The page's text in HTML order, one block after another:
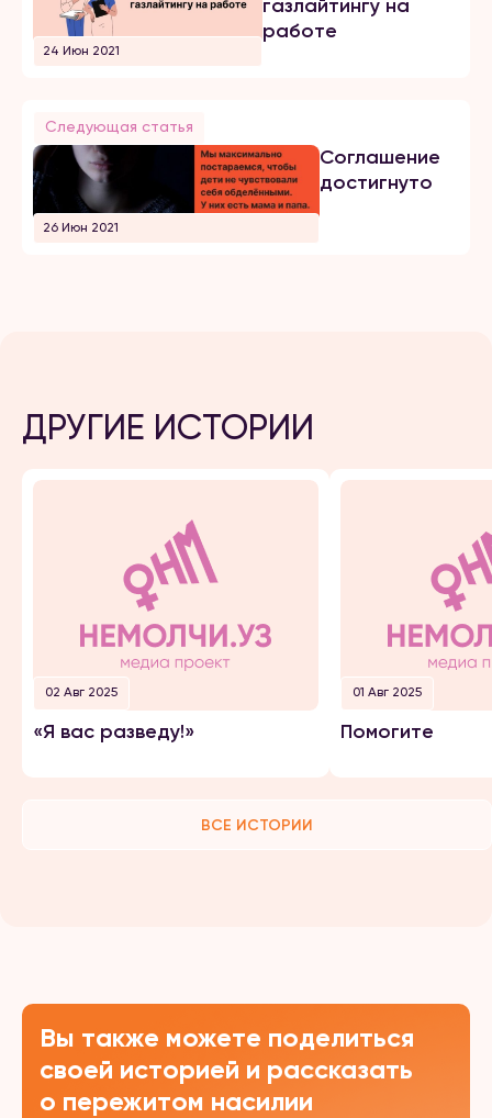
24 Июн 2021
газлайтингу на
работе
Следующая статья
26 Июн 2021
Соглашение
достигнуто
ДРУГИЕ ИСТОРИИ
02 Авг 2025
«Я вас разведу!»
01 Авг 2025
Помогите
ВСЕ ИСТОРИИ
Вы также можете поделиться
своей историей и рассказать
о пережитом насилии